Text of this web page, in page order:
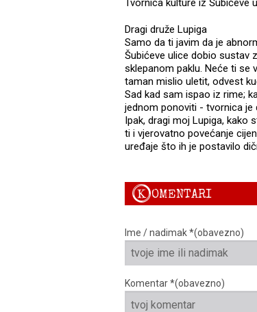
Tvornica kulture iz Šubićeve
Dragi druže Lupiga
Samo da ti javim da je
Šubićeve ulice dobio sustav
sklepanom paklu. Neće ti se
taman mislio uletit, odvest
Sad kad sam ispao iz rime;
jednom ponoviti - tvornica je
Ipak, dragi moj Lupiga, kako
ti i vjerovatno povećanje
uređaje što ih je postavilo
KOMENTARI
Ime / nadimak *(obavezno)
Komentar *(obavezno)